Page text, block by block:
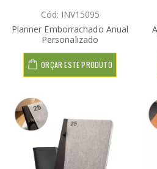
Cód: INV15095
Planner Emborrachado Anual
Personalizado
ORÇAR ESTE PRODUTO